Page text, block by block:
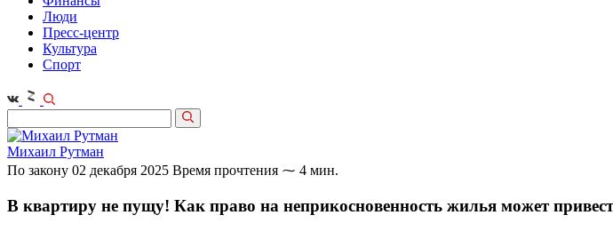
Люди
Пресс-центр
Культура
Спорт
Михаил Рутман
По закону 02 декабря 2025 Время прочтения ⁓ 4 мин.
В квартиру не пущу! Как право на неприкосновенность жилья может